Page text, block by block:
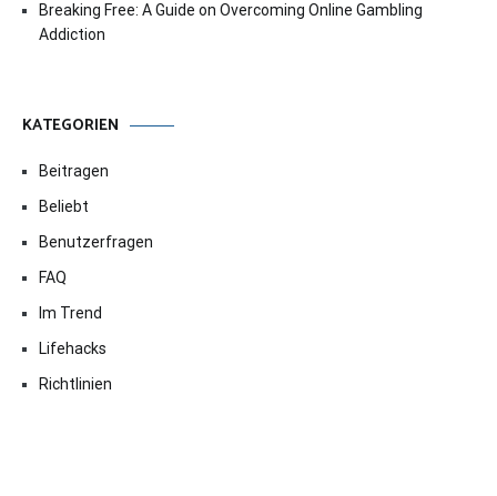
Breaking Free: A Guide on Overcoming Online Gambling
Addiction
KATEGORIEN
Beitragen
Beliebt
Benutzerfragen
FAQ
Im Trend
Lifehacks
Richtlinien